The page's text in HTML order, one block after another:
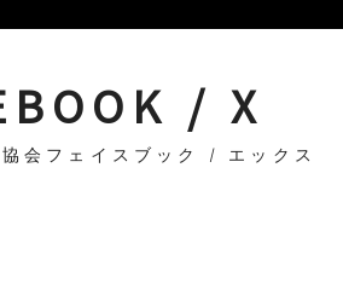
/ X
会フェイスブック / エックス